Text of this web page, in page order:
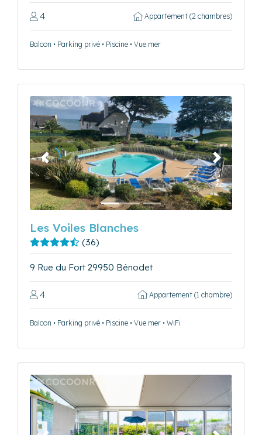
4 Appartement (2 chambres)
Balcon • Parking privé • Piscine • Vue mer
Précédent Suivant
Les Voiles Blanches
(36)
9 Rue du Fort 29950 Bénodet
4 Appartement (1 chambre)
Balcon • Parking privé • Piscine • Vue mer • WiFi